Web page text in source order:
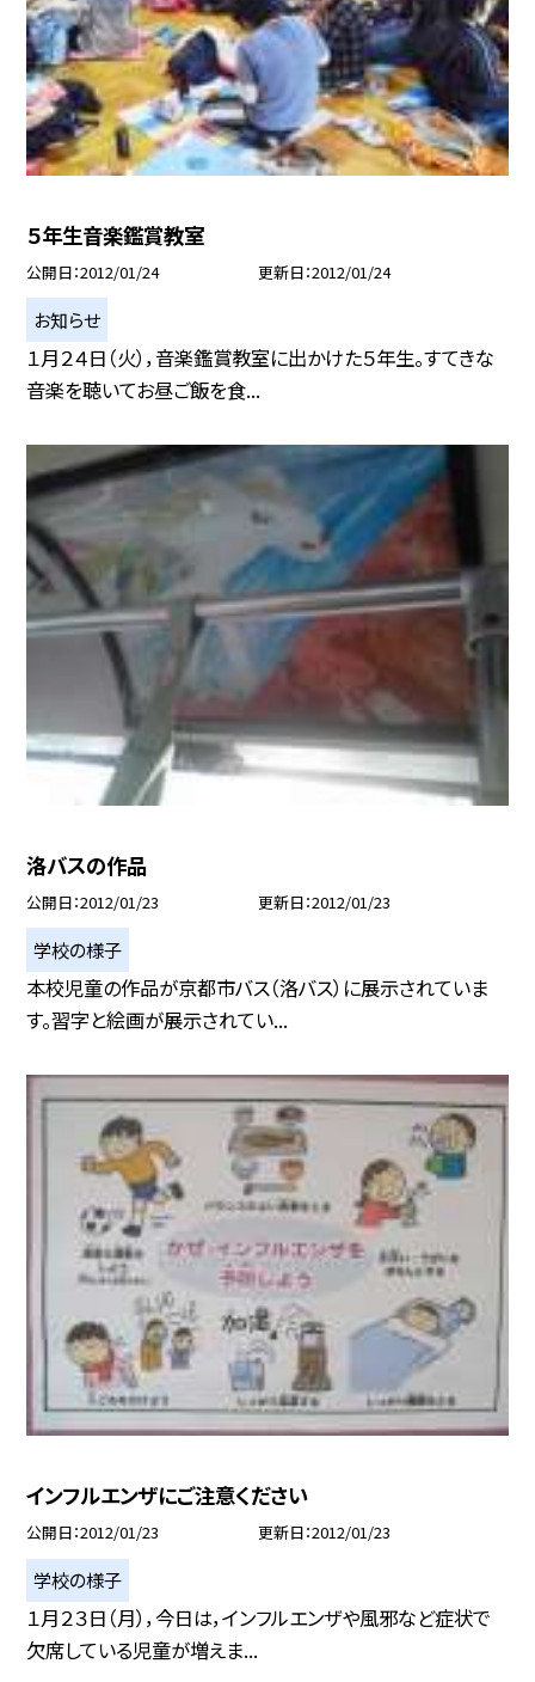
５年生音楽鑑賞教室
公開日 2012/01/24 更新日 2012/01/24
お知らせ
１月２４日（火），音楽鑑賞教室に出かけた５年生。すてきな
音楽を聴いてお昼ご飯を食...
洛バスの作品
公開日 2012/01/23 更新日 2012/01/23
学校の様子
本校児童の作品が京都市バス（洛バス）に展示されていま
す。習字と絵画が展示されてい...
インフルエンザにご注意ください
公開日 2012/01/23 更新日 2012/01/23
学校の様子
１月２３日（月），今日は，インフルエンザや風邪など症状で
欠席している児童が増えま...